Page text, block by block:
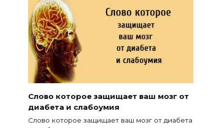
Слово которое защищает ваш мозг от
диабета и слабоумия
Слово которое защищает ваш мозг от диабета